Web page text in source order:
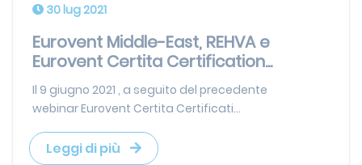
30 lug 2021
Eurovent Middle-East, REHVA e
Eurovent Certita Certification...
Il 9 giugno 2021 , a seguito del precedente
webinar Eurovent Certita Certificati...
Leggi di più